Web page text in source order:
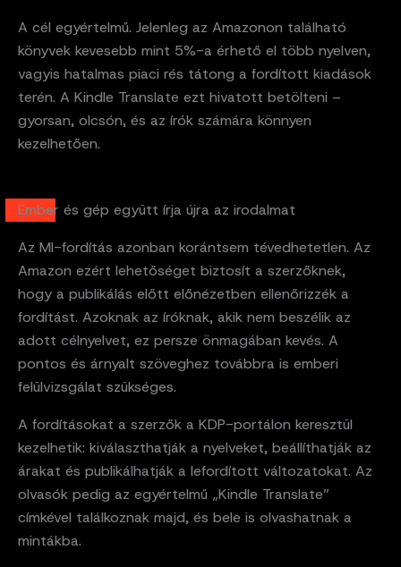
A cél egyértelmű. Jelenleg az Amazonon található
könyvek kevesebb mint 5%-a érhető el több nyelven,
vagyis hatalmas piaci rés tátong a fordított kiadások
terén. A Kindle Translate ezt hivatott betölteni –
gyorsan, olcsón, és az írók számára könnyen
kezelhetően.
Ember és gép együtt írja újra az irodalmat
Az MI-fordítás azonban korántsem tévedhetetlen. Az
Amazon ezért lehetőséget biztosít a szerzőknek,
hogy a publikálás előtt előnézetben ellenőrizzék a
fordítást. Azoknak az íróknak, akik nem beszélik az
adott célnyelvet, ez persze önmagában kevés. A
pontos és árnyalt szöveghez továbbra is emberi
felülvizsgálat szükséges.
A fordításokat a szerzők a KDP-portálon keresztül
kezelhetik: kiválaszthatják a nyelveket, beállíthatják az
árakat és publikálhatják a lefordított változatokat. Az
olvasók pedig az egyértelmű „Kindle Translate”
címkével találkoznak majd, és bele is olvashatnak a
mintákba.